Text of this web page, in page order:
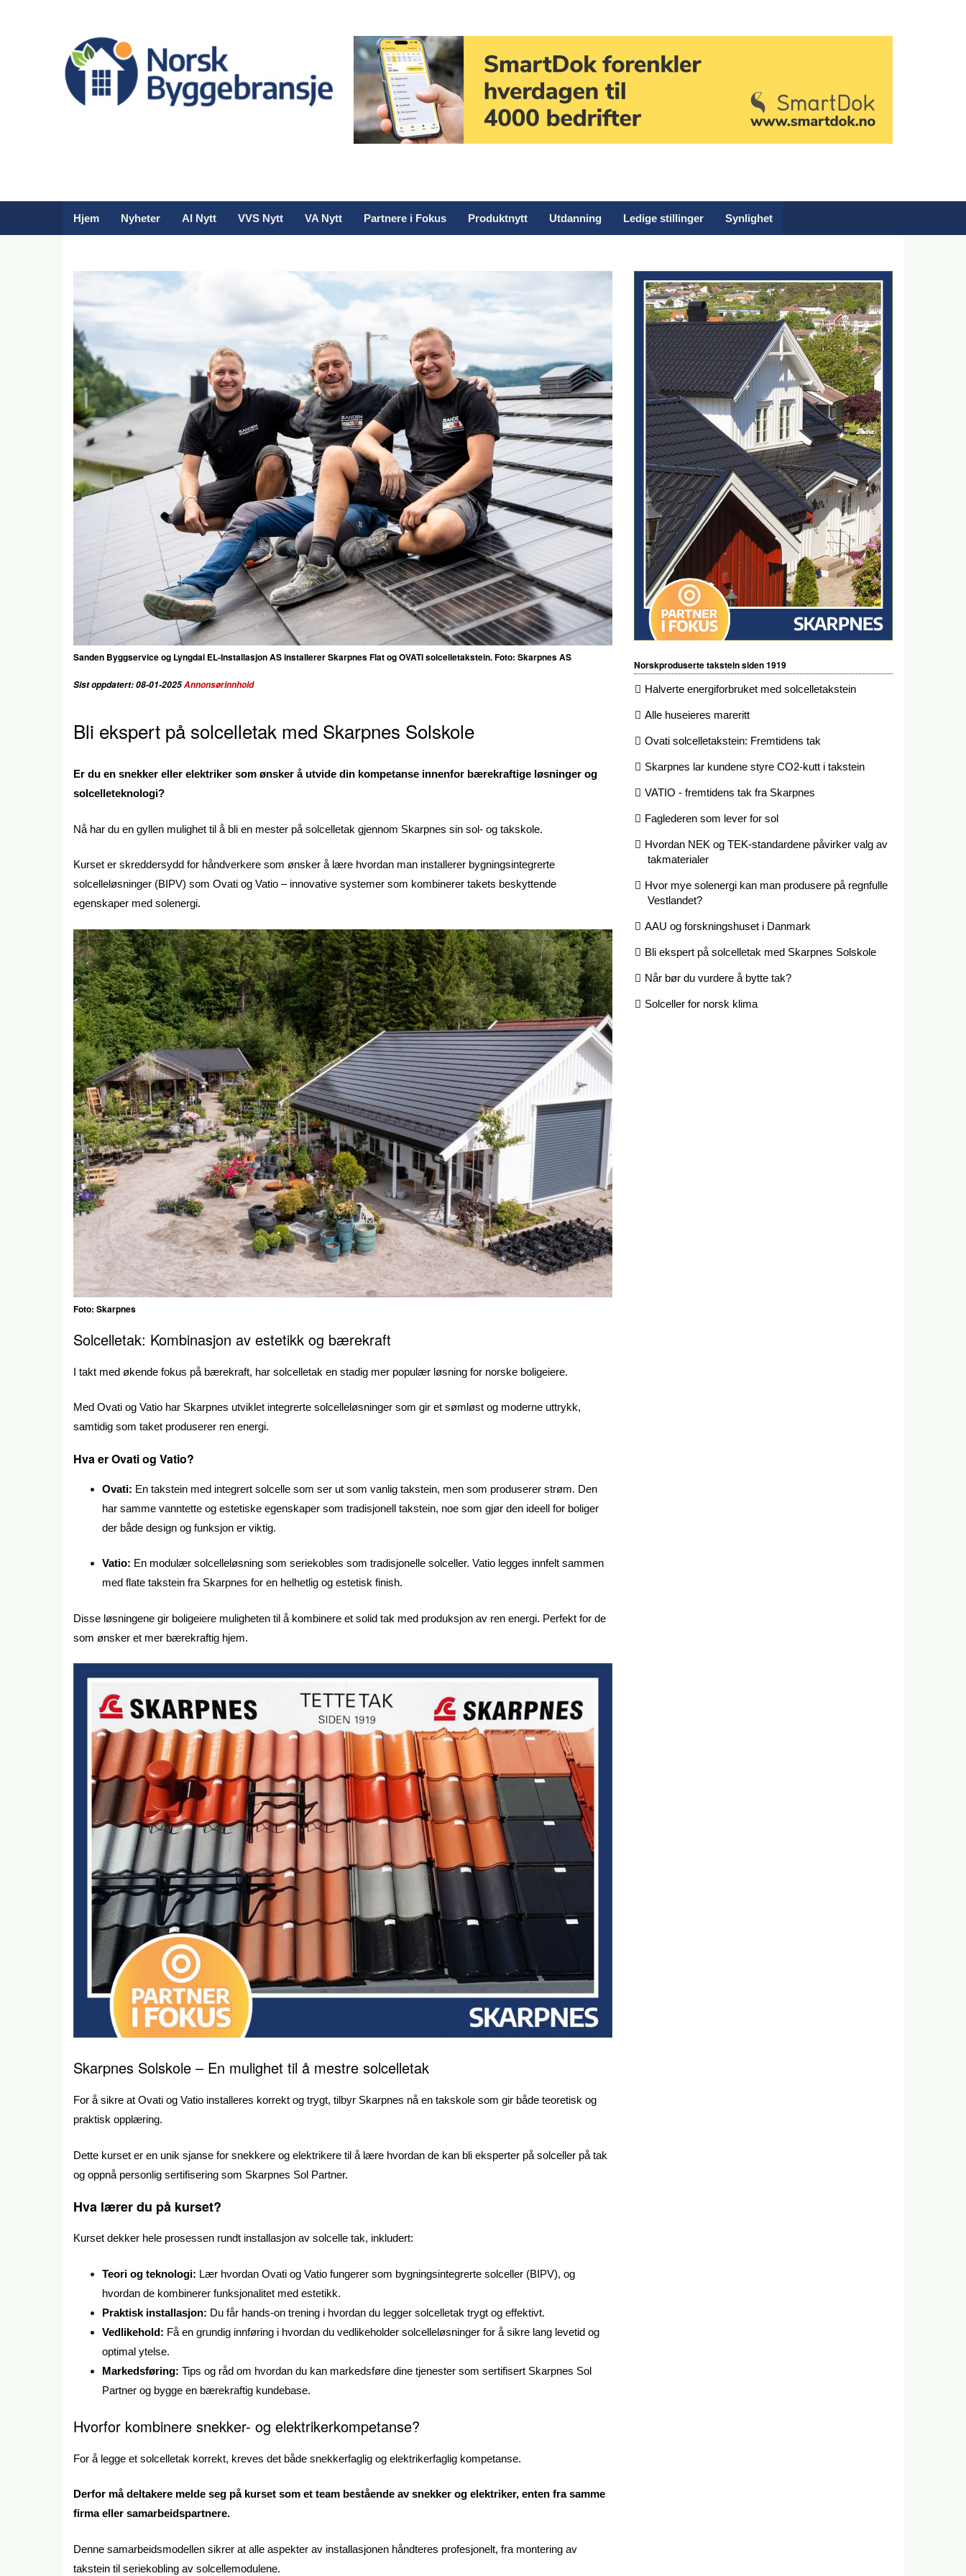
Hjem Nyheter AI Nytt VVS Nytt VA Nytt Partnere i Fokus Produktnytt Utdanning Ledige stillinger Synlighet
Sanden Byggservice og Lyngdal EL-Installasjon AS installerer Skarpnes Flat og OVATI solcelletakstein. Foto: Skarpnes AS
Sist oppdatert: 08-01-2025Annonsørinnhold
Bli ekspert på solcelletak med Skarpnes Solskole
Er du en snekker eller elektriker som ønsker å utvide din kompetanse innenfor bærekraftige løsninger og
solcelleteknologi?
Nå har du en gyllen mulighet til å bli en mester på solcelletak gjennom Skarpnes sin sol- og takskole.
Kurset er skreddersydd for håndverkere som ønsker å lære hvordan man installerer bygningsintegrerte
solcelleløsninger (BIPV) som Ovati og Vatio – innovative systemer som kombinerer takets beskyttende
egenskaper med solenergi.
Foto: Skarpnes
Solcelletak: Kombinasjon av estetikk og bærekraft
I takt med økende fokus på bærekraft, har solcelletak en stadig mer populær løsning for norske boligeiere.
Med Ovati og Vatio har Skarpnes utviklet integrerte solcelleløsninger som gir et sømløst og moderne uttrykk,
samtidig som taket produserer ren energi.
Hva er Ovati og Vatio?
Ovati: En takstein med integrert solcelle som ser ut som vanlig takstein, men som produserer strøm. Den
har samme vanntette og estetiske egenskaper som tradisjonell takstein, noe som gjør den ideell for boliger
der både design og funksjon er viktig.
Vatio: En modulær solcelleløsning som seriekobles som tradisjonelle solceller. Vatio legges innfelt sammen
med flate takstein fra Skarpnes for en helhetlig og estetisk finish.
Disse løsningene gir boligeiere muligheten til å kombinere et solid tak med produksjon av ren energi. Perfekt for de
som ønsker et mer bærekraftig hjem.
Skarpnes Solskole – En mulighet til å mestre solcelletak
For å sikre at Ovati og Vatio installeres korrekt og trygt, tilbyr Skarpnes nå en takskole som gir både teoretisk og
praktisk opplæring.
Dette kurset er en unik sjanse for snekkere og elektrikere til å lære hvordan de kan bli eksperter på solceller på tak
og oppnå personlig sertifisering som Skarpnes Sol Partner.
Hva lærer du på kurset?
Kurset dekker hele prosessen rundt installasjon av solcelle tak, inkludert:
Teori og teknologi: Lær hvordan Ovati og Vatio fungerer som bygningsintegrerte solceller (BIPV), og
hvordan de kombinerer funksjonalitet med estetikk.
Praktisk installasjon: Du får hands-on trening i hvordan du legger solcelletak trygt og effektivt.
Vedlikehold: Få en grundig innføring i hvordan du vedlikeholder solcelleløsninger for å sikre lang levetid og
optimal ytelse.
Markedsføring: Tips og råd om hvordan du kan markedsføre dine tjenester som sertifisert Skarpnes Sol
Partner og bygge en bærekraftig kundebase.
Hvorfor kombinere snekker- og elektrikerkompetanse?
For å legge et solcelletak korrekt, kreves det både snekkerfaglig og elektrikerfaglig kompetanse.
Derfor må deltakere melde seg på kurset som et team bestående av snekker og elektriker, enten fra samme
firma eller samarbeidspartnere.
Denne samarbeidsmodellen sikrer at alle aspekter av installasjonen håndteres profesjonelt, fra montering av
takstein til seriekobling av solcellemodulene.
Norskproduserte takstein siden 1919
Halverte energiforbruket med solcelletakstein
Alle huseieres mareritt
Ovati solcelletakstein: Fremtidens tak
Skarpnes lar kundene styre CO2-kutt i takstein
VATIO - fremtidens tak fra Skarpnes
Faglederen som lever for sol
Hvordan NEK og TEK-standardene påvirker valg av
takmaterialer
Hvor mye solenergi kan man produsere på regnfulle
Vestlandet?
AAU og forskningshuset i Danmark
Bli ekspert på solcelletak med Skarpnes Solskole
Når bør du vurdere å bytte tak?
Solceller for norsk klima